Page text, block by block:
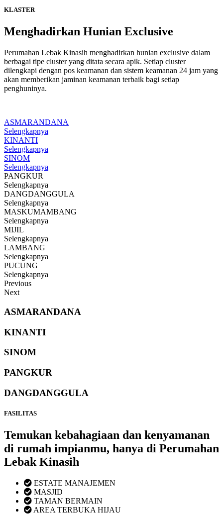
KLASTER
Menghadirkan Hunian Exclusive
Perumahan Lebak Kinasih menghadirkan hunian exclusive dalam
berbagai tipe cluster yang ditata secara apik. Setiap cluster
dilengkapi dengan pos keamanan dan sistem keamanan 24 jam yang
akan memberikan jaminan keamanan terbaik bagi setiap
penghuninya.
ASMARANDANA
Selengkapnya
KINANTI
Selengkapnya
SINOM
Selengkapnya
PANGKUR
Selengkapnya
DANGDANGGULA
Selengkapnya
MASKUMAMBANG
Selengkapnya
MIJIL
Selengkapnya
LAMBANG
Selengkapnya
PUCUNG
Selengkapnya
Previous
Next
ASMARANDANA
KINANTI
SINOM
PANGKUR
DANGDANGGULA
FASILITAS
Temukan kebahagiaan dan kenyamanan
di rumah impianmu, hanya di Perumahan
Lebak Kinasih
ESTATE MANAJEMEN
MASJID
TAMAN BERMAIN
AREA TERBUKA HIJAU